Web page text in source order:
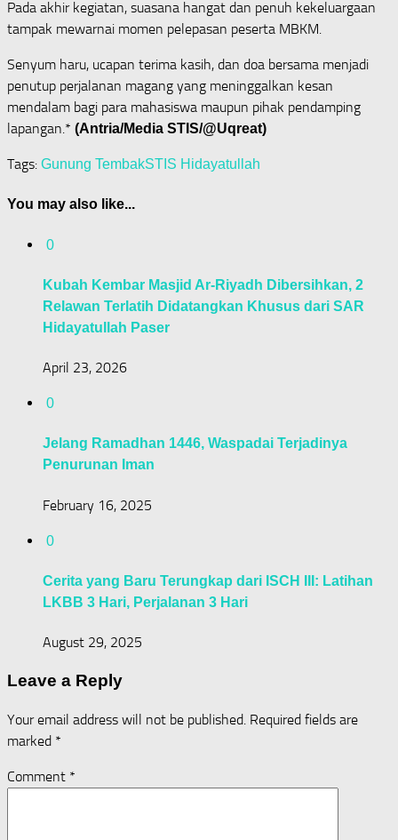
Pada akhir kegiatan, suasana hangat dan penuh kekeluargaan
tampak mewarnai momen pelepasan peserta MBKM.
Senyum haru, ucapan terima kasih, dan doa bersama menjadi
penutup perjalanan magang yang meninggalkan kesan
mendalam bagi para mahasiswa maupun pihak pendamping
lapangan.* (Antria/Media STIS/@Uqreat)
Tags: Gunung TembakSTIS Hidayatullah
You may also like...
0
Kubah Kembar Masjid Ar-Riyadh Dibersihkan, 2
Relawan Terlatih Didatangkan Khusus dari SAR
Hidayatullah Paser
April 23, 2026
0
Jelang Ramadhan 1446, Waspadai Terjadinya
Penurunan Iman
February 16, 2025
0
Cerita yang Baru Terungkap dari ISCH III: Latihan
LKBB 3 Hari, Perjalanan 3 Hari
August 29, 2025
Leave a Reply
Your email address will not be published. Required fields are
marked *
Comment *